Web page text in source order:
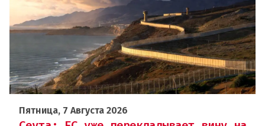
Пятница, 7 Августа 2026